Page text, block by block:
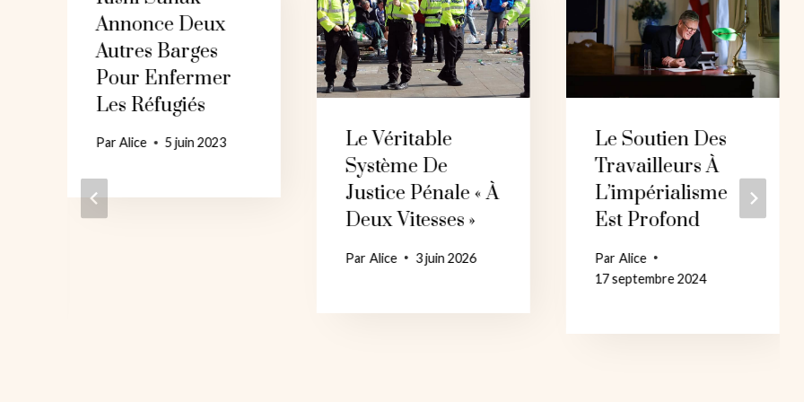
Annonce Deux
Autres Barges
Pour Enfermer
Les Réfugiés
ParAlice 5 juin 2023
Le Véritable
Système De
Justice Pénale « À
Deux Vitesses »
ParAlice 3 juin 2026
Le Soutien Des
Travailleurs À
L’impérialisme
Est Profond
ParAlice
17 septembre 2024